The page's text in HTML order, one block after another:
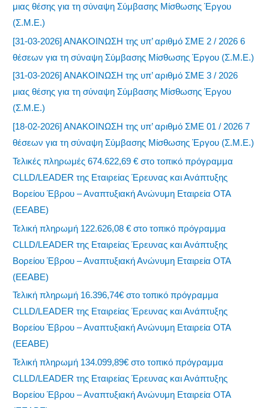
μιας θέσης για τη σύναψη Σύμβασης Μίσθωσης Έργου
(Σ.Μ.Ε.)
[31-03-2026] ΑΝΑΚΟΙΝΩΣΗ της υπ’ αριθμό ΣΜΕ 2 / 2026 6
θέσεων για τη σύναψη Σύμβασης Μίσθωσης Έργου (Σ.Μ.Ε.)
[31-03-2026] ΑΝΑΚΟΙΝΩΣΗ της υπ’ αριθμό ΣΜΕ 3 / 2026
μιας θέσης για τη σύναψη Σύμβασης Μίσθωσης Έργου
(Σ.Μ.Ε.)
[18-02-2026] ΑΝΑΚΟΙΝΩΣΗ της υπ’ αριθμό ΣΜΕ 01 / 2026 7
θέσεων για τη σύναψη Σύμβασης Μίσθωσης Έργου (Σ.Μ.Ε.)
Τελικές πληρωμές 674.622,69 € στο τοπικό πρόγραμμα
CLLD/LEADER της Εταιρείας Έρευνας και Ανάπτυξης
Βορείου Έβρου – Αναπτυξιακή Ανώνυμη Εταιρεία ΟΤΑ
(ΕΕΑΒΕ)
Τελική πληρωμή 122.626,08 € στο τοπικό πρόγραμμα
CLLD/LEADER της Εταιρείας Έρευνας και Ανάπτυξης
Βορείου Έβρου – Αναπτυξιακή Ανώνυμη Εταιρεία ΟΤΑ
(ΕΕΑΒΕ)
Τελική πληρωμή 16.396,74€ στο τοπικό πρόγραμμα
CLLD/LEADER της Εταιρείας Έρευνας και Ανάπτυξης
Βορείου Έβρου – Αναπτυξιακή Ανώνυμη Εταιρεία ΟΤΑ
(ΕΕΑΒΕ)
Τελική πληρωμή 134.099,89€ στο τοπικό πρόγραμμα
CLLD/LEADER της Εταιρείας Έρευνας και Ανάπτυξης
Βορείου Έβρου – Αναπτυξιακή Ανώνυμη Εταιρεία ΟΤΑ